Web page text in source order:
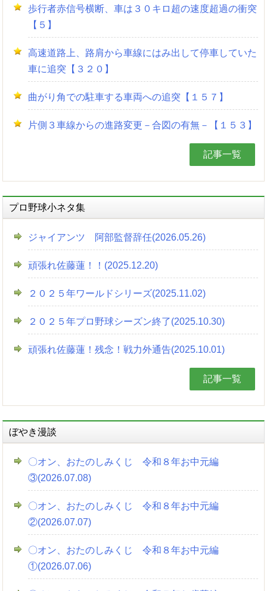
歩行者赤信号横断、車は３０キロ超の速度超過の衝突
【５】
高速道路上、路肩から車線にはみ出して停車していた
車に追突【３２０】
曲がり角での駐車する車両への追突【１５７】
片側３車線からの進路変更－合図の有無－【１５３】
記事一覧
プロ野球小ネタ集
ジャイアンツ 阿部監督辞任(2026.05.26)
頑張れ佐藤蓮！！(2025.12.20)
２０２５年ワールドシリーズ(2025.11.02)
２０２５年プロ野球シーズン終了(2025.10.30)
頑張れ佐藤蓮！残念！戦力外通告(2025.10.01)
記事一覧
ぼやき漫談
〇オン、おたのしみくじ 令和８年お中元編
③(2026.07.08)
〇オン、おたのしみくじ 令和８年お中元編
②(2026.07.07)
〇オン、おたのしみくじ 令和８年お中元編
①(2026.07.06)